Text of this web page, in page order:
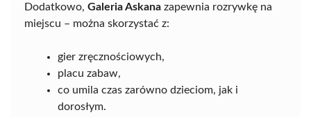
Dodatkowo, Galeria Askana zapewnia rozrywkę na
miejscu – można skorzystać z:
gier zręcznościowych,
placu zabaw,
co umila czas zarówno dzieciom, jak i
dorosłym.